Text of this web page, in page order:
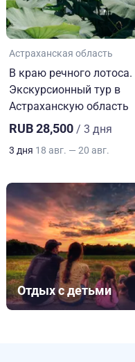
Астраханская область
В краю речного лотоса.
Экскурсионный тур в
Астраханскую область
RUB 28,500 / 3 дня
3 дня 18 авг. — 20 авг.
Отдых с детьми